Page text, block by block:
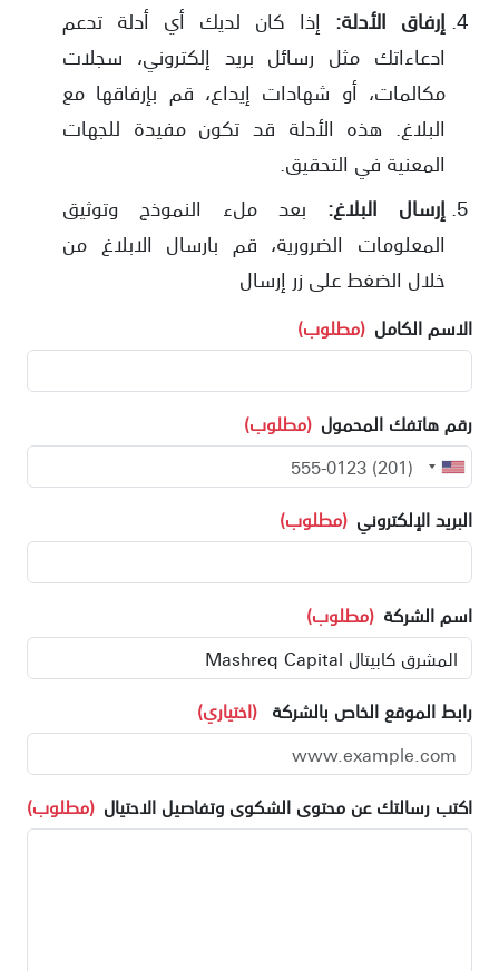
إرفاق الأدلة: إذا كان لديك أي أدلة تدعم
ادعاءاتك مثل رسائل بريد إلكتروني، سجلات
مكالمات، أو شهادات إيداع، قم بإرفاقها مع
البلاغ. هذه الأدلة قد تكون مفيدة للجهات
المعنية في التحقيق.
إرسال البلاغ: بعد ملء النموذج وتوثيق
المعلومات الضرورية، قم بارسال الابلاغ من
خلال الضغط على زر إرسال
الاسم الكامل (مطلوب)
رقم هاتفك المحمول (مطلوب)
البريد الإلكتروني (مطلوب)
اسم الشركة (مطلوب)
رابط الموقع الخاص بالشركة (اختياري)
اكتب رسالتك عن محتوى الشكوى وتفاصيل الاحتيال (مطلوب)